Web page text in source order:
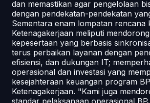
dan memastikan agar pengelolaan
dengan pendekatan-pendekatan
Sementara enam lompatan rencana
Ketenagakerjaan meliputi
kepesertaan yang berbasis
terus perbaikan layanan dengan
efisiensi, dan dukungan IT;
operasional dan investasi yang
kesejahteraan keuangan program
Ketenagakerjaan. "Kami juga
standar pelaksanaan operasional